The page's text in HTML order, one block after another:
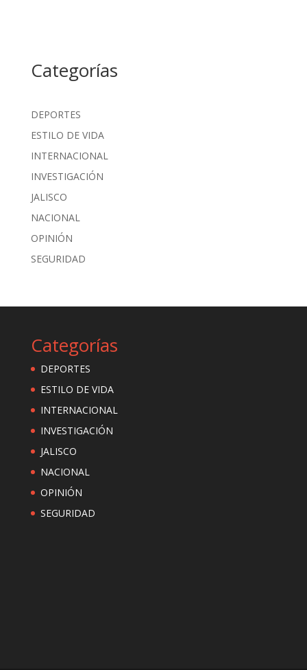
Categorías
DEPORTES
ESTILO DE VIDA
INTERNACIONAL
INVESTIGACIÓN
JALISCO
NACIONAL
OPINIÓN
SEGURIDAD
Categorías
DEPORTES
ESTILO DE VIDA
INTERNACIONAL
INVESTIGACIÓN
JALISCO
NACIONAL
OPINIÓN
SEGURIDAD